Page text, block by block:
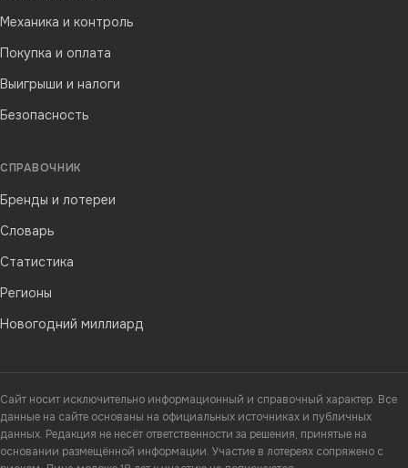
Механика и контроль
Покупка и оплата
Выигрыши и налоги
Безопасность
СПРАВОЧНИК
Бренды и лотереи
Словарь
Статистика
Регионы
Новогодний миллиард
Сайт носит исключительно информационный и справочный характер. Все
данные на сайте основаны на официальных источниках и публичных
данных. Редакция не несёт ответственности за решения, принятые на
основании размещённой информации. Участие в лотереях сопряжено с